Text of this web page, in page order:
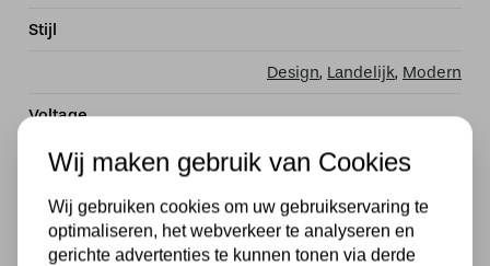
Stijl
Design, Landelijk, Modern
Voltage
Wattage
40 watt
Wij maken gebruik van Cookies
Wij gebruiken cookies om uw gebruikservaring te
optimaliseren, het webverkeer te analyseren en
gerichte advertenties te kunnen tonen via derde